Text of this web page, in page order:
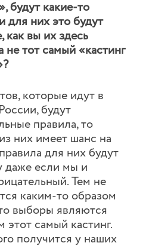
будут какие-то
для них это будут
вы их здесь
не тот самый «кастинг
которые идут в
будут
правила, то
них имеет шанс на
для них будут
даже если мы и
Тем не
каким-то образом
выборы являются
самый кастинг.
получится у наших